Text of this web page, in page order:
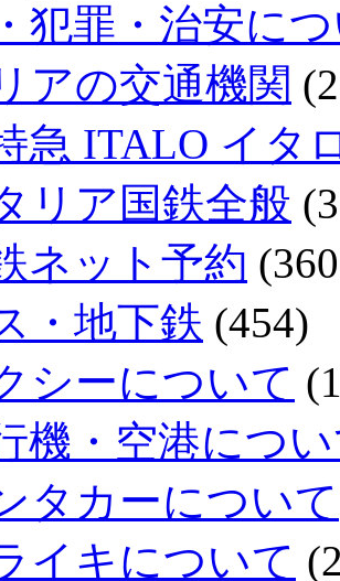
犯罪・治安に
アの交通機関
急 ITALO イタ
リア国鉄全般
ネット予約
・地下鉄 (454)
シーについて
機・空港につ
タカーについて
イキについて